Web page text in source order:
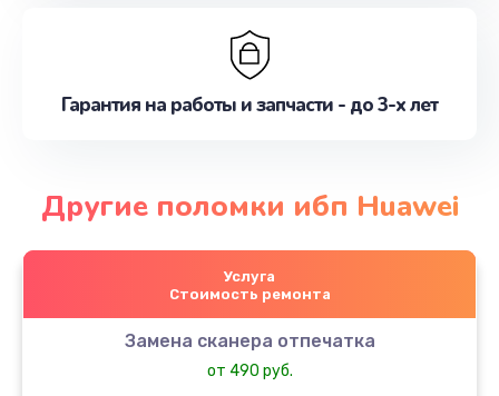
Гарантия на работы и запчасти - до 3-х лет
Другие поломки ибп Huawei
Услуга
Стоимость ремонта
Замена сканера отпечатка
от 490 руб.